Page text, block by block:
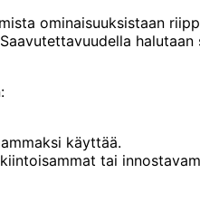
ominaisuuksistaan
käyttää.
tai